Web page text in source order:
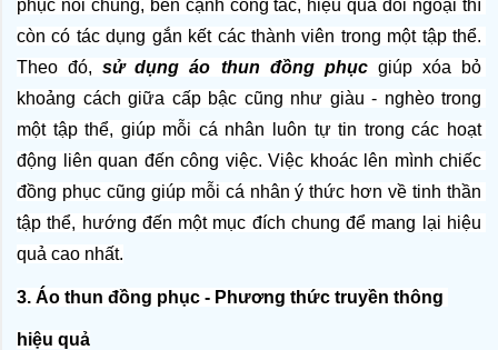
phục nói chung, bên cạnh công tác, hiệu quả đối ngoại thì
còn có tác dụng gắn kết các thành viên trong một tập thể.
Theo đó, sử dụng áo thun đồng phục giúp xóa bỏ
khoảng cách giữa cấp bậc cũng như giàu - nghèo trong
một tập thể, giúp mỗi cá nhân luôn tự tin trong các hoạt
động liên quan đến công việc. Việc khoác lên mình chiếc
đồng phục cũng giúp mỗi cá nhân ý thức hơn về tinh thần
tập thể, hướng đến một mục đích chung để mang lại hiệu
quả cao nhất.
3. Áo thun đồng phục - Phương thức truyền thông
hiệu quả